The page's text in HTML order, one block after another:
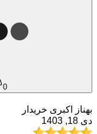
0
بهناز اکبری خریدار
دی 18, 1403